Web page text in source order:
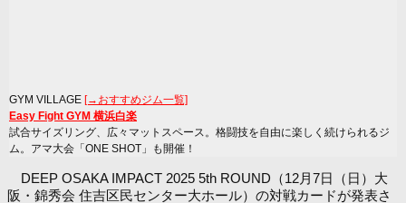
GYM VILLAGE [→おすすめジム一覧]
Easy Fight GYM 横浜白楽
試合サイズリング、広々マットスペース。格闘技を自由に楽しく続けられるジ
ム。アマ大会「ONE SHOT」も開催！
DEEP OSAKA IMPACT 2025 5th ROUND（12月7日（日）大
阪・錦秀会 住吉区民センター大ホール）の対戦カードが発表さ